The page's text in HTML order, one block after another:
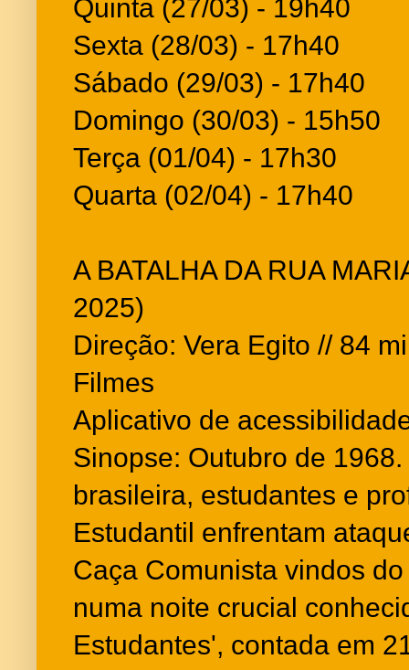
Quinta (27/03) - 19h40
Sexta (28/03) - 17h40
Sábado (29/03) - 17h40
Domingo (30/03) - 15h50
Terça (01/04) - 17h30
Quarta (02/04) - 17h40
A BATALHA DA RUA
2025)
Direção: Vera Egito // 84
Filmes
Aplicativo de
Sinopse: Outubro de
brasileira, estudantes e
Estudantil enfrentam
Caça Comunista vindos
numa noite crucial
Estudantes', contada em